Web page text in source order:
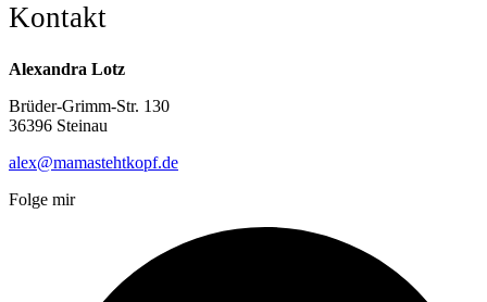
Kontakt
Alexandra Lotz
Brüder-Grimm-Str. 130
36396 Steinau
alex@mamastehtkopf.de
Folge mir